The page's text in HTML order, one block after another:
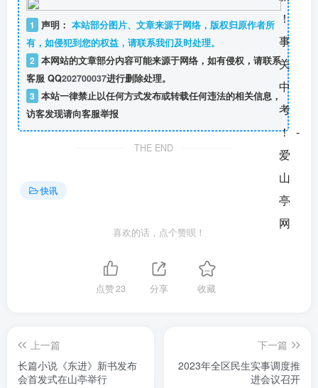
1 声明： 本站部分图片、文章来源于网络，版权归原作者所
有，如侵犯到您的权益，请联系我们及时处理。
2 本网站的文章部分内容可能来源于网络，如有侵权，请联系
客服 QQ202700037进行删除处理。
3 本站一律禁止以任何方式发布或转载任何违法的相关信息，
访客发现请向客服举报
THE END
快讯
喜欢的话，点个赞呗！
点赞23 分享 收藏
上一篇
长篇小说《东进》新书发布
会首发式在山亭举行
下一篇
2023年全区民生实事调度推
进会议召开